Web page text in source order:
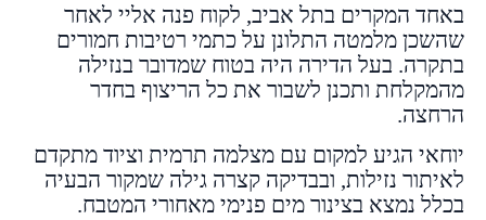
באחד המקרים בתל אביב, לקוח פנה אליי לאחר
שהשכן מלמטה התלונן על כתמי רטיבות חמורים
בתקרה. בעל הדירה היה בטוח שמדובר בנזילה
מהמקלחת ותכנן לשבור את כל הריצוף בחדר
הרחצה.
יוחאי הגיע למקום עם מצלמה תרמית וציוד מתקדם
לאיתור נזילות, ובבדיקה קצרה גילה שמקור הבעיה
בכלל נמצא בצינור מים פנימי מאחורי המטבח.